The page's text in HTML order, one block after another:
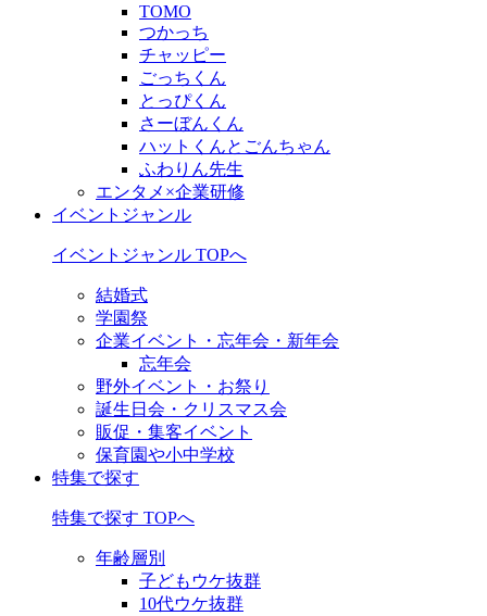
TOMO
つかっち
チャッピー
ごっちくん
とっぴくん
さーぼんくん
ハットくんとごんちゃん
ふわりん先生
エンタメ×企業研修
イベントジャンル
イベントジャンル TOPへ
結婚式
学園祭
企業イベント・忘年会・新年会
忘年会
野外イベント・お祭り
誕生日会・クリスマス会
販促・集客イベント
保育園や小中学校
特集で探す
特集で探す TOPへ
年齢層別
子どもウケ抜群
10代ウケ抜群